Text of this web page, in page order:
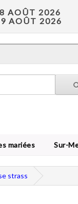
AOÛT 2026
AOÛT 2026
mariées Sur-
strass